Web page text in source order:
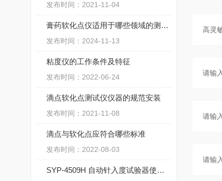
发布时间：2021-11-04
膏药软化点仪适用于哪些领域的测定？
发布时间：2024-11-13
粘度仪的工作条件及特征
发布时间：2022-06-24
滴点软化点测试仪仪器的规范安装
发布时间：2021-11-08
滴点与软化点应符合哪些标准
发布时间：2022-08-03
SYP-4509H 自动针入度试验器使用说明